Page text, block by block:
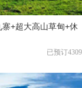
寨+超大高山草甸+休
已预订4309